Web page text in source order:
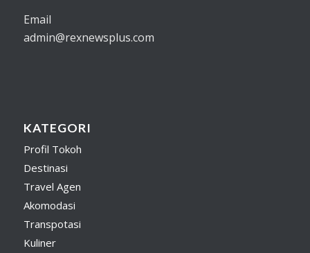
Email
admin@rexnewsplus.com
KATEGORI
Profil Tokoh
Destinasi
Travel Agen
Akomodasi
Transpotasi
Kuliner